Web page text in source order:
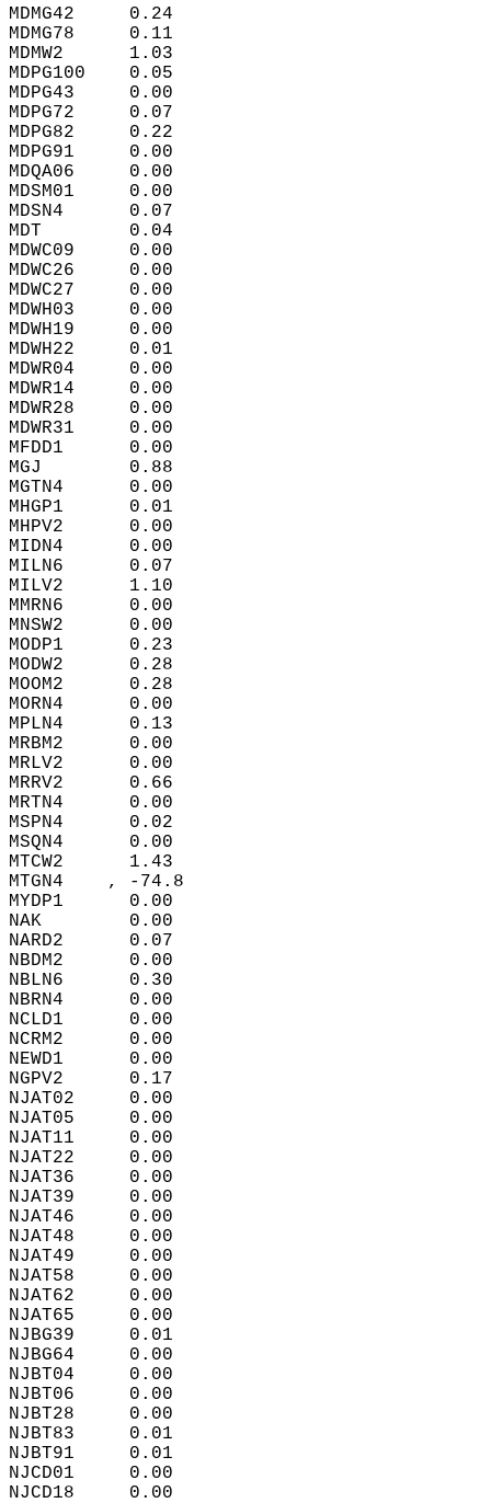
MDMG42     0.24
MDMG78     0.11
MDMW2      1.03
MDPG100    0.05
MDPG43     0.00
MDPG72     0.07
MDPG82     0.22
MDPG91     0.00
MDQA06     0.00
MDSM01     0.00
MDSN4      0.07
MDT        0.04
MDWC09     0.00
MDWC26     0.00
MDWC27     0.00
MDWH03     0.00
MDWH19     0.00
MDWH22     0.01
MDWR04     0.00
MDWR14     0.00
MDWR28     0.00
MDWR31     0.00
MFDD1      0.00
MGJ        0.88
MGTN4      0.00
MHGP1      0.01
MHPV2      0.00
MIDN4      0.00
MILN6      0.07
MILV2      1.10
MMRN6      0.00
MNSW2      0.00
MODP1      0.23
MODW2      0.28
MOOM2      0.28
MORN4      0.00
MPLN4      0.13
MRBM2      0.00
MRLV2      0.00
MRRV2      0.66
MRTN4      0.00
MSPN4      0.02
MSQN4      0.00
MTCW2      1.43
MTGN4    , -74.8
MYDP1      0.00
NAK        0.00
NARD2      0.07
NBDM2      0.00
NBLN6      0.30
NBRN4      0.00
NCLD1      0.00
NCRM2      0.00
NEWD1      0.00
NGPV2      0.17
NJAT02     0.00
NJAT05     0.00
NJAT11     0.00
NJAT22     0.00
NJAT36     0.00
NJAT39     0.00
NJAT46     0.00
NJAT48     0.00
NJAT49     0.00
NJAT58     0.00
NJAT62     0.00
NJAT65     0.00
NJBG39     0.01
NJBG64     0.00
NJBT04     0.00
NJBT06     0.00
NJBT28     0.00
NJBT83     0.01
NJBT91     0.01
NJCD01     0.00
NJCD18     0.00